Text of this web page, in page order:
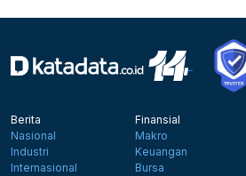
Berita
Nasional
Industri
Internasional
Finansial
Makro
Keuangan
Bursa